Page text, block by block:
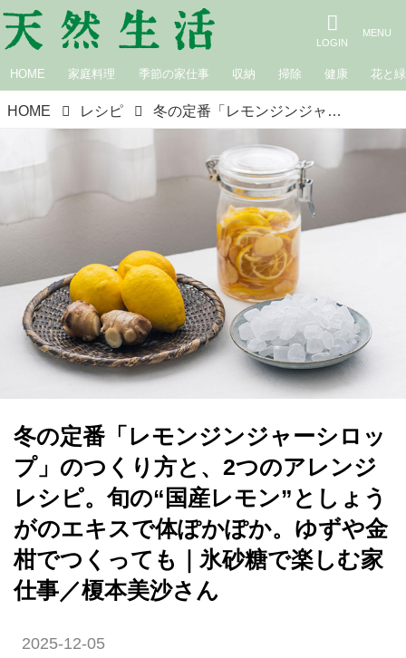
HOME 家庭料理 季節の家仕事 収納 掃除 健康 花と緑
HOME レシピ 冬の定番「レモンジンジャーシロップ」のつくり方と、2つのアレンジレシピ。旬の“国産レモン”としょうがのエキスで体ぽかぽか。ゆずや金柑でつくっても｜氷砂糖で楽しむ家仕事／榎本美沙さん
冬の定番「レモンジンジャーシロッ
プ」のつくり方と、2つのアレンジ
レシピ。旬の“国産レモン”としょう
がのエキスで体ぽかぽか。ゆずや金
柑でつくっても｜氷砂糖で楽しむ家
仕事／榎本美沙さん
2025-12-05